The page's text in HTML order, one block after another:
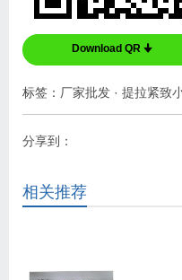
Download QR 🠋
标签： 厂家批发 · 提拉紧致
分享到：
相关推荐